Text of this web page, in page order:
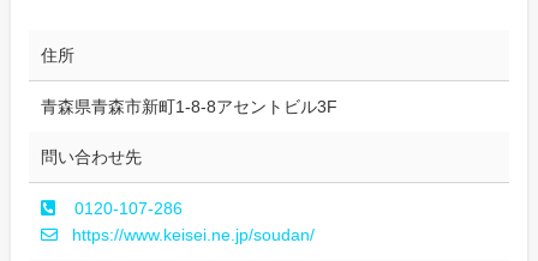
住所
青森県青森市新町1-8-8アセントビル3F
問い合わせ先
0120-107-286
https://www.keisei.ne.jp/soudan/